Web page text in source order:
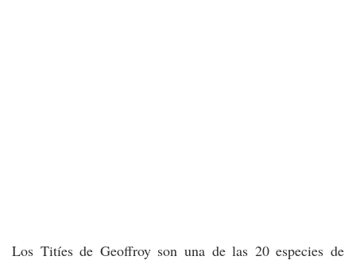
Los Titíes de Geoffroy son una de las 20 especies de